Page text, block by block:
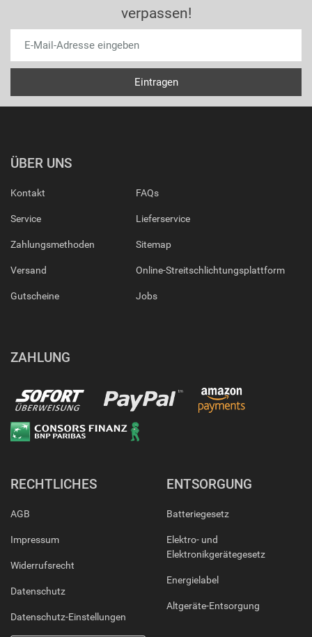
verpassen!
ÜBER UNS
Kontakt
Service
Zahlungsmethoden
Versand
Gutscheine
FAQs
Lieferservice
Sitemap
Online-Streitschlichtungsplattform
Jobs
ZAHLUNG
RECHTLICHES
AGB
Impressum
Widerrufsrecht
Datenschutz
Datenschutz-Einstellungen
ENTSORGUNG
Batteriegesetz
Elektro- und
Elektronikgerätegesetz
Energielabel
Altgeräte-Entsorgung